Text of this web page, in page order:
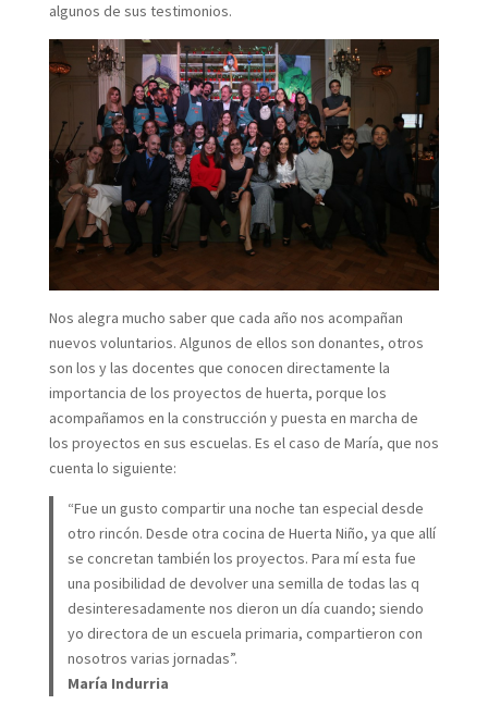
algunos de sus testimonios.
Nos alegra mucho saber que cada año nos acompañan
nuevos voluntarios. Algunos de ellos son donantes, otros
son los y las docentes que conocen directamente la
importancia de los proyectos de huerta, porque los
acompañamos en la construcción y puesta en marcha de
los proyectos en sus escuelas. Es el caso de María, que nos
cuenta lo siguiente:
“Fue un gusto compartir una noche tan especial desde
otro rincón. Desde otra cocina de Huerta Niño, ya que allí
se concretan también los proyectos. Para mí esta fue
una posibilidad de devolver una semilla de todas las q
desinteresadamente nos dieron un día cuando; siendo
yo directora de un escuela primaria, compartieron con
nosotros varias jornadas”.
María Indurria